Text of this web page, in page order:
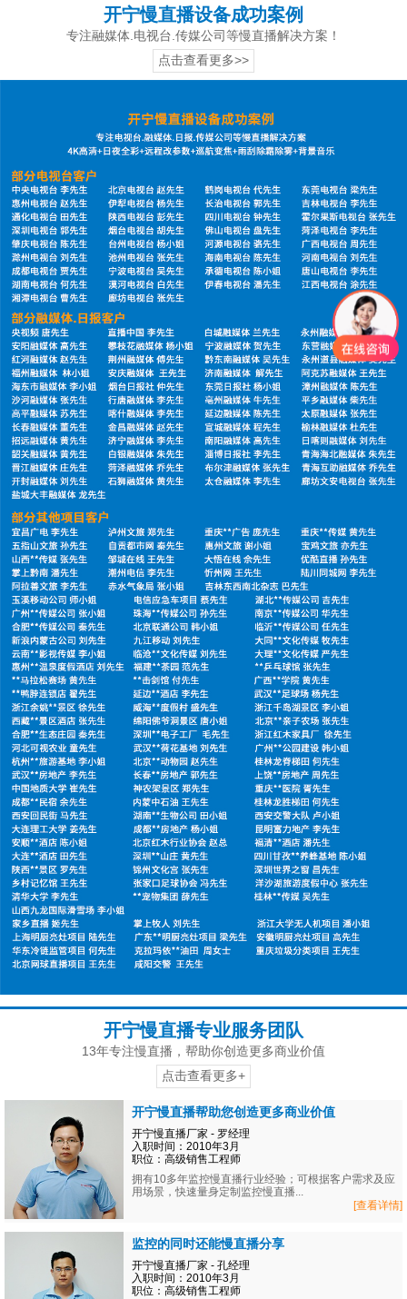
开宁慢直播设备成功案例
专注融媒体.电视台.传媒公司等慢直播解决方案！
点击查看更多>>
开宁慢直播专业服务团队
13年专注慢直播，帮助你创造更多商业价值
点击查看更多+
开宁慢直播帮助您创造更多商业价值
开宁慢直播厂家 - 罗经理
入职时间：2010年3月
职位：高级销售工程师
拥有10多年监控慢直播行业经验；可根据客户需求及应
用场景，快速量身定制监控慢直播...
[查看详情]
监控的同时还能慢直播分享
开宁慢直播厂家 - 孔经理
入职时间：2010年3月
职位：高级销售工程师